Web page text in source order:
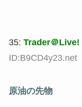
35: Trader＠Live!
ID:B9CD4y23.net
原油の先物